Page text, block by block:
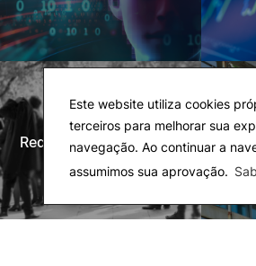
Este website utiliza cookies
terceiros para melhorar sua
navegação. Ao continuar a
assumimos sua aprovação.
Rede Alumni Eco-